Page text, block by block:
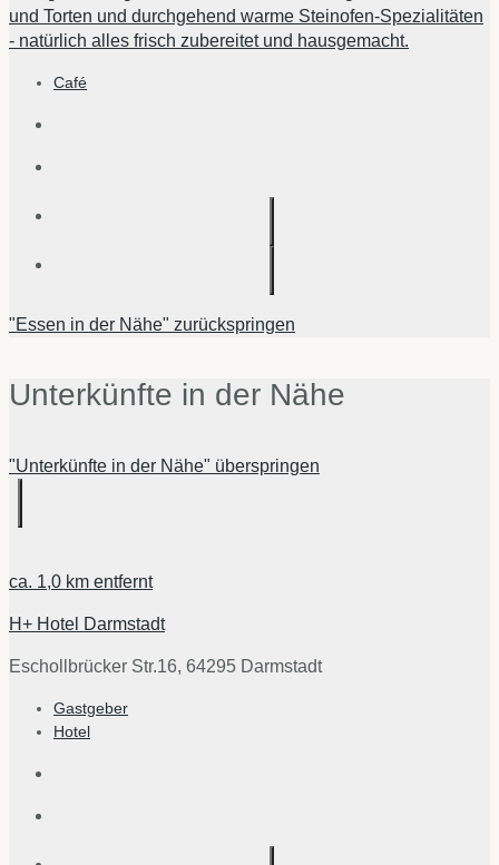
und Torten und durchgehend warme Steinofen-Spezialitäten
- natürlich alles frisch zubereitet und hausgemacht.
Café
"Essen in der Nähe" zurückspringen
Unterkünfte in der Nähe
"Unterkünfte in der Nähe" überspringen
ca. 1,0 km entfernt
H+ Hotel Darmstadt
Eschollbrücker Str.16, 64295 Darmstadt
Gastgeber
Hotel